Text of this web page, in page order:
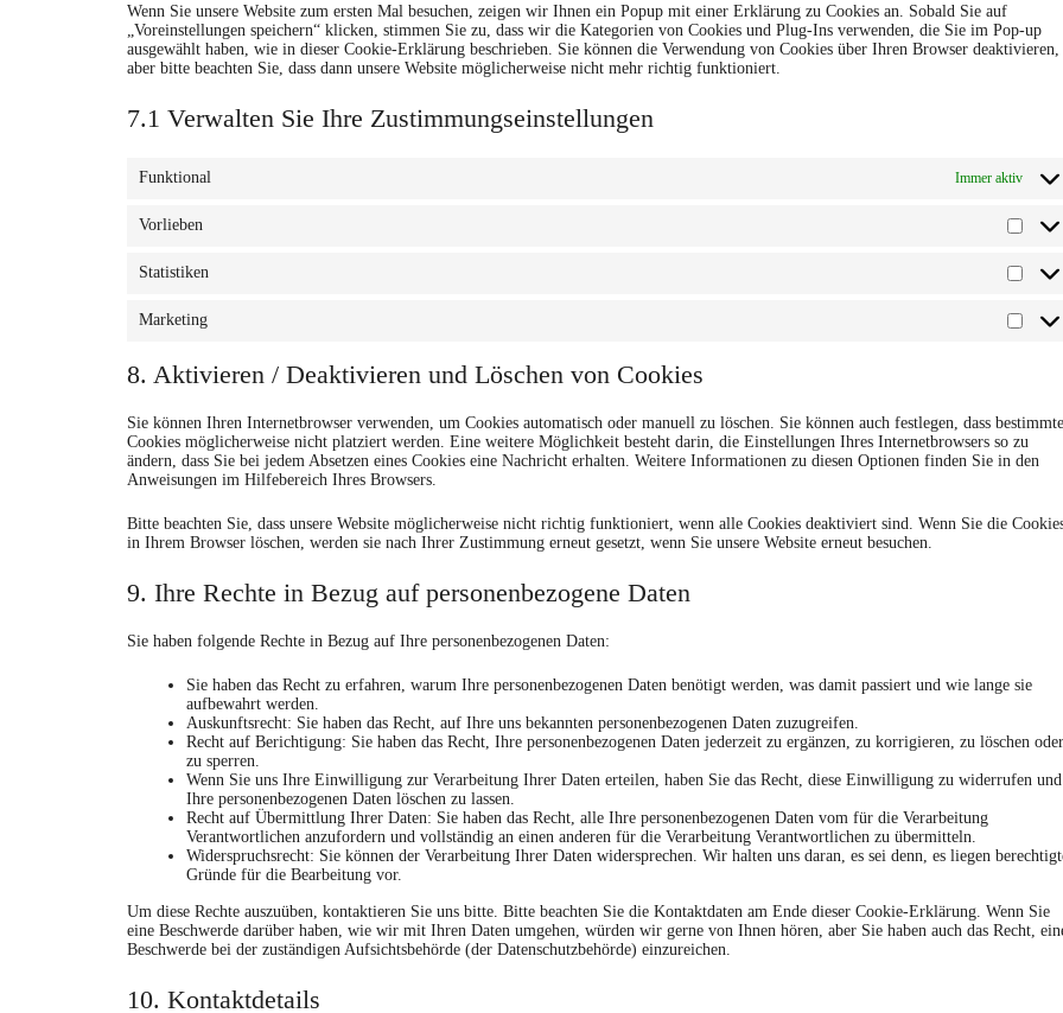
Wenn Sie unsere Website zum ersten Mal besuchen, zeigen wir Ihnen ein Popup mit einer Erklärung zu Cookies an. Sobald Sie auf
„Voreinstellungen speichern“ klicken, stimmen Sie zu, dass wir die Kategorien von Cookies und Plug-Ins verwenden, die Sie im Pop-up
ausgewählt haben, wie in dieser Cookie-Erklärung beschrieben. Sie können die Verwendung von Cookies über Ihren Browser deaktivieren,
aber bitte beachten Sie, dass dann unsere Website möglicherweise nicht mehr richtig funktioniert.
7.1 Verwalten Sie Ihre Zustimmungseinstellungen
Funktional Immer aktiv
Vorlieben
Statistiken
Marketing
8. Aktivieren / Deaktivieren und Löschen von Cookies
Sie können Ihren Internetbrowser verwenden, um Cookies automatisch oder manuell zu löschen. Sie können auch festlegen, dass
Cookies möglicherweise nicht platziert werden. Eine weitere Möglichkeit besteht darin, die Einstellungen Ihres Internetbrowsers so zu
ändern, dass Sie bei jedem Absetzen eines Cookies eine Nachricht erhalten. Weitere Informationen zu diesen Optionen finden Sie in den
Anweisungen im Hilfebereich Ihres Browsers.
Bitte beachten Sie, dass unsere Website möglicherweise nicht richtig funktioniert, wenn alle Cookies deaktiviert sind. Wenn Sie die
in Ihrem Browser löschen, werden sie nach Ihrer Zustimmung erneut gesetzt, wenn Sie unsere Website erneut besuchen.
9. Ihre Rechte in Bezug auf personenbezogene Daten
Sie haben folgende Rechte in Bezug auf Ihre personenbezogenen Daten:
Sie haben das Recht zu erfahren, warum Ihre personenbezogenen Daten benötigt werden, was damit passiert und wie lange sie
aufbewahrt werden.
Auskunftsrecht: Sie haben das Recht, auf Ihre uns bekannten personenbezogenen Daten zuzugreifen.
Recht auf Berichtigung: Sie haben das Recht, Ihre personenbezogenen Daten jederzeit zu ergänzen, zu korrigieren, zu löschen
zu sperren.
Wenn Sie uns Ihre Einwilligung zur Verarbeitung Ihrer Daten erteilen, haben Sie das Recht, diese Einwilligung zu widerrufen und
Ihre personenbezogenen Daten löschen zu lassen.
Recht auf Übermittlung Ihrer Daten: Sie haben das Recht, alle Ihre personenbezogenen Daten vom für die Verarbeitung
Verantwortlichen anzufordern und vollständig an einen anderen für die Verarbeitung Verantwortlichen zu übermitteln.
Widerspruchsrecht: Sie können der Verarbeitung Ihrer Daten widersprechen. Wir halten uns daran, es sei denn, es liegen
Gründe für die Bearbeitung vor.
Um diese Rechte auszuüben, kontaktieren Sie uns bitte. Bitte beachten Sie die Kontaktdaten am Ende dieser Cookie-Erklärung. Wenn Sie
eine Beschwerde darüber haben, wie wir mit Ihren Daten umgehen, würden wir gerne von Ihnen hören, aber Sie haben auch das Recht,
Beschwerde bei der zuständigen Aufsichtsbehörde (der Datenschutzbehörde) einzureichen.
10. Kontaktdetails